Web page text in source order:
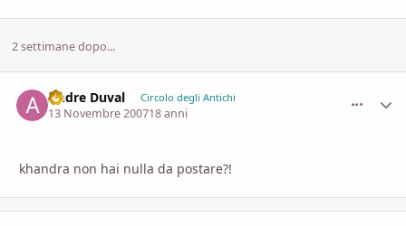
2 settimane dopo...
Andre Duval Circolo degli Antichi
13 Novembre 200718 anni
khandra non hai nulla da postare?!